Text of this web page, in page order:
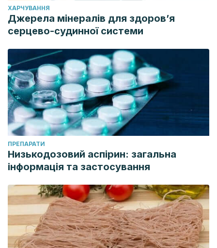
ХАРЧУВАННЯ
Джерела мінералів для здоров’я
серцево-судинної системи
ПРЕПАРАТИ
Низькодозовий аспірин: загальна
інформація та застосування